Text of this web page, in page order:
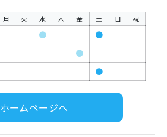
月 火 水 木 金 土 日 祝
●
●
●
●
ホームページへ